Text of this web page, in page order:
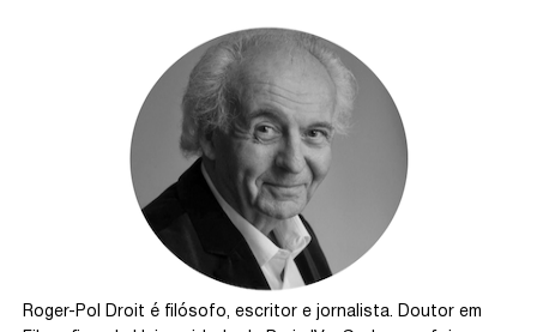
Roger-Pol Droit é filósofo, escritor e jornalista. Doutor em